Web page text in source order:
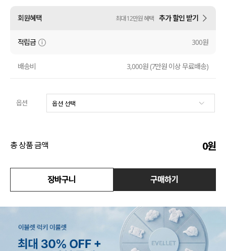
수영복
아우터
코디템
회원혜택 최대 12만원 혜택 추가 할인 받기
적립금 300원
배송비 3,000원 (7만원 이상 무료배송)
옵션
총 상품 금액 0원
장바구니 구매하기